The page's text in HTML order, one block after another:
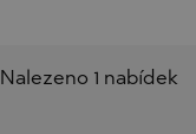
Nalezeno 1 nabídek